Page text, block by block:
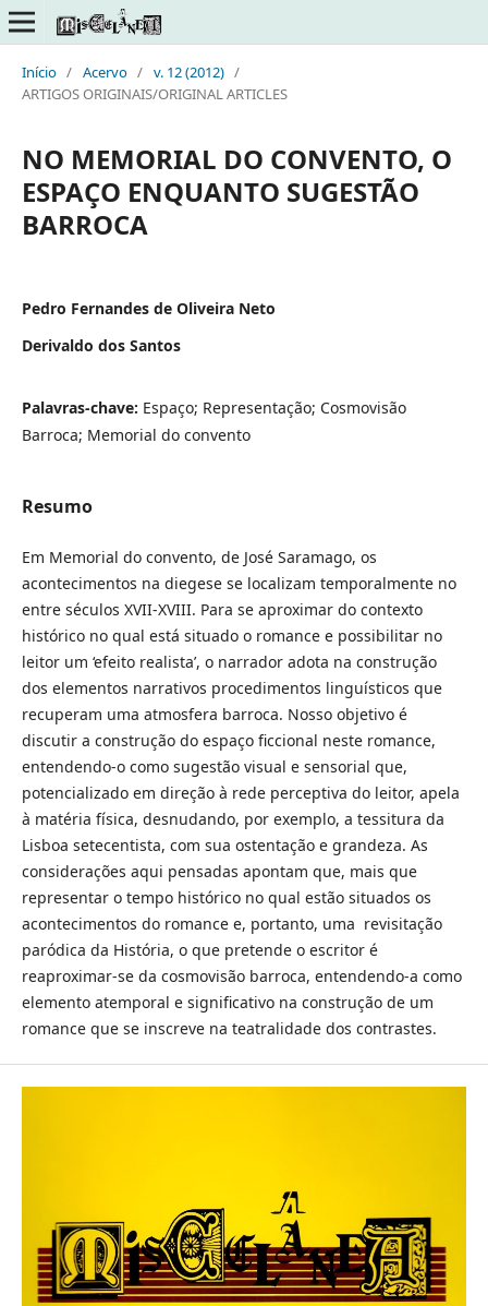
Início / Acervo / v. 12 (2012) /
ARTIGOS ORIGINAIS/ORIGINAL ARTICLES
NO MEMORIAL DO CONVENTO, O
ESPAÇO ENQUANTO SUGESTÃO
BARROCA
Pedro Fernandes de Oliveira Neto
Derivaldo dos Santos
Palavras-chave: Espaço; Representação; Cosmovisão
Barroca; Memorial do convento
Resumo
Em Memorial do convento, de José Saramago, os
acontecimentos na diegese se localizam temporalmente no
entre séculos XVII-XVIII. Para se aproximar do contexto
histórico no qual está situado o romance e possibilitar no
leitor um ‘efeito realista’, o narrador adota na construção
dos elementos narrativos procedimentos linguísticos que
recuperam uma atmosfera barroca. Nosso objetivo é
discutir a construção do espaço ficcional neste romance,
entendendo-o como sugestão visual e sensorial que,
potencializado em direção à rede perceptiva do leitor, apela
à matéria física, desnudando, por exemplo, a tessitura da
Lisboa setecentista, com sua ostentação e grandeza. As
considerações aqui pensadas apontam que, mais que
representar o tempo histórico no qual estão situados os
acontecimentos do romance e, portanto, uma revisitação
paródica da História, o que pretende o escritor é
reaproximar-se da cosmovisão barroca, entendendo-a como
elemento atemporal e significativo na construção de um
romance que se inscreve na teatralidade dos contrastes.